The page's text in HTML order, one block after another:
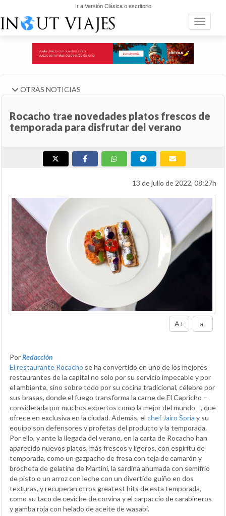
Ir a Versión Clásica o escritorio
Toggle
OTRAS NOTICIAS
Rocacho trae novedades platos frescos de
temporada para disfrutar del verano
13 de julio de 2022, 08:27h
A+ a-
PorRedacción
El restaurante Rocacho se ha convertido en uno de los mejores
restaurantes de la capital no solo por su servicio impecable y por
el ambiente, sino sobre todo por su cocina tradicional, célebre por
sus brasas, donde el fuego transforma la carne de El Capricho –
considerada por muchos expertos como la mejor del mundo—, que
ofrece en exclusiva en la ciudad. Además, el chef Jairo Soria y su
equipo son defensores y profetas del producto y la temporada.
Por ello, y ante la llegada del verano, en la carta de Rocacho han
aparecido nuevos platos, más frescos y ligeros, con espíritu de
temporada, como un gazpacho de fresa con teja de camarón y
brocheta de gelatina de Martini, la sardina ahumada con semifrío
de pisto o un arroz con leche con un divertido guiño en dos
texturas, y recuperan otros greatest hits de esta temporada,
como su taco de ceviche de corvina y el carpaccio de carabineros
y gamba roja con helado de aceite de wasabi.